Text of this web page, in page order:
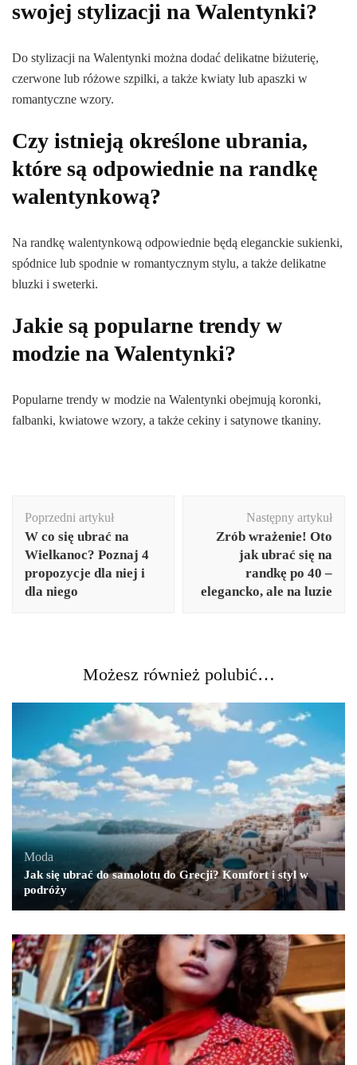
swojej stylizacji na Walentynki?
Do stylizacji na Walentynki można dodać delikatne biżuterię,
czerwone lub różowe szpilki, a także kwiaty lub apaszki w
romantyczne wzory.
Czy istnieją określone ubrania,
które są odpowiednie na randkę
walentynkową?
Na randkę walentynkową odpowiednie będą eleganckie sukienki,
spódnice lub spodnie w romantycznym stylu, a także delikatne
bluzki i sweterki.
Jakie są popularne trendy w
modzie na Walentynki?
Popularne trendy w modzie na Walentynki obejmują koronki,
falbanki, kwiatowe wzory, a także cekiny i satynowe tkaniny.
wpisu
Poprzedni artykuł
W co się ubrać na
Wielkanoc? Poznaj 4
propozycje dla niej i
dla niego
Następny artykuł
Zrób wrażenie! Oto
jak ubrać się na
randkę po 40 –
elegancko, ale na luzie
Możesz również polubić…
Moda
Jak się ubrać do samolotu do Grecji? Komfort i styl w
podróży